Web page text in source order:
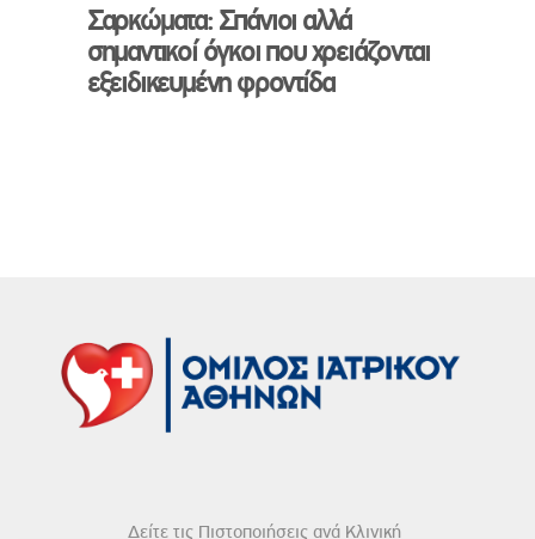
Σαρκώματα: Σπάνιοι αλλά
σημαντικοί όγκοι που χρειάζονται
εξειδικευμένη φροντίδα
Δείτε τις Πιστοποιήσεις ανά Κλινική